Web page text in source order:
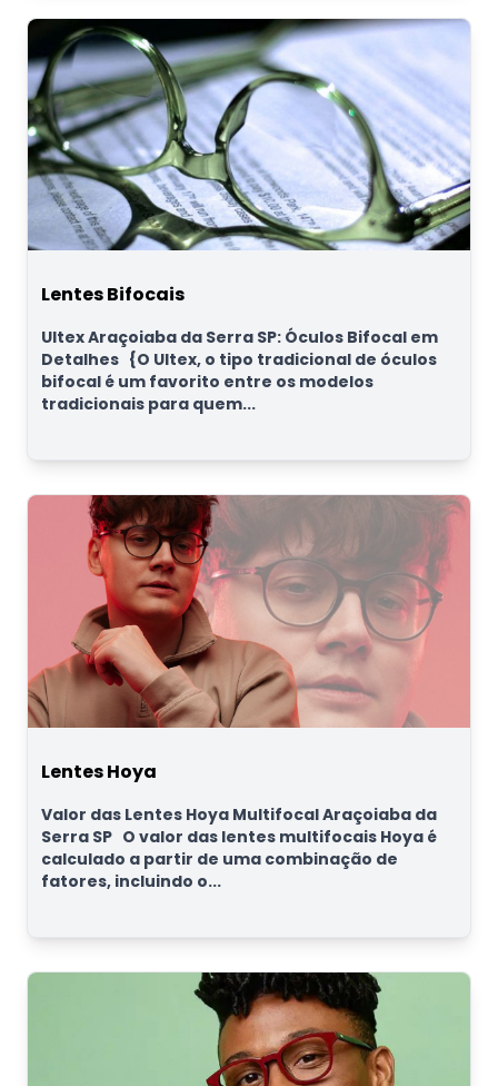
Lentes Bifocais
Ultex Araçoiaba da Serra SP: Óculos Bifocal em
Detalhes {O Ultex, o tipo tradicional de óculos
bifocal é um favorito entre os modelos
tradicionais para quem...
Lentes Hoya
Valor das Lentes Hoya Multifocal Araçoiaba da
Serra SP O valor das lentes multifocais Hoya é
calculado a partir de uma combinação de
fatores, incluindo o...